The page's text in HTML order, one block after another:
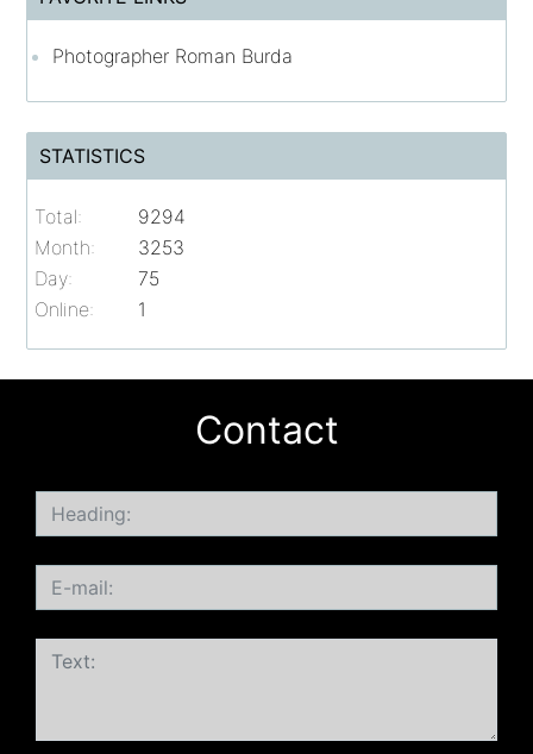
Photographer Roman Burda
STATISTICS
Online: 1
Total:
9294
Month:
3253
Day:
75
Contact